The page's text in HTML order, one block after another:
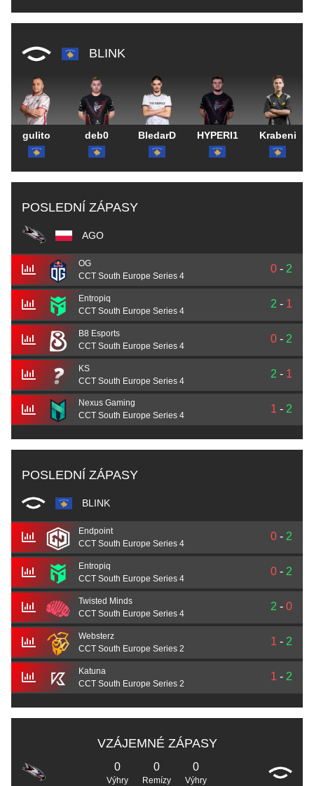
BLINK
gulito deb0 BledarD HYPERI1 Krabeni
POSLEDNÍ ZÁPASY
AGO
OG
CCT South Europe Series 4
0 - 2
Entropiq
CCT South Europe Series 4
2 - 1
B8 Esports
CCT South Europe Series 4
0 - 2
KS
CCT South Europe Series 4
2 - 1
Nexus Gaming
CCT South Europe Series 4
1 - 2
POSLEDNÍ ZÁPASY
BLINK
Endpoint
CCT South Europe Series 4
0 - 2
Entropiq
CCT South Europe Series 4
0 - 2
Twisted Minds
CCT South Europe Series 4
2 - 0
Websterz
CCT South Europe Series 2
1 - 2
Katuna
CCT South Europe Series 2
1 - 2
VZÁJEMNÉ ZÁPASY
0
Výhry
0
Remízy
0
Výhry